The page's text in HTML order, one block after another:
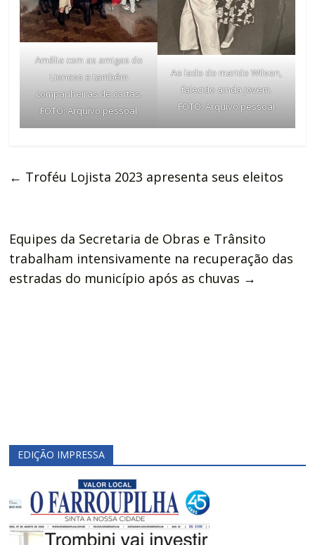
Amélia com as amigas do
Lioness e também
companheiras de cartas.
FOTO: Arquivo pessoal
Ao lado do marido Wilson,
falecido ainda jovem.
FOTO: Arquivo pessoal
← Troféu Lojista 2023 apresenta seus eleitos
Equipes da Secretaria de Obras e Trânsito
trabalham intensivamente na recuperação das
estradas do município após as chuvas →
EDIÇÃO IMPRESSA